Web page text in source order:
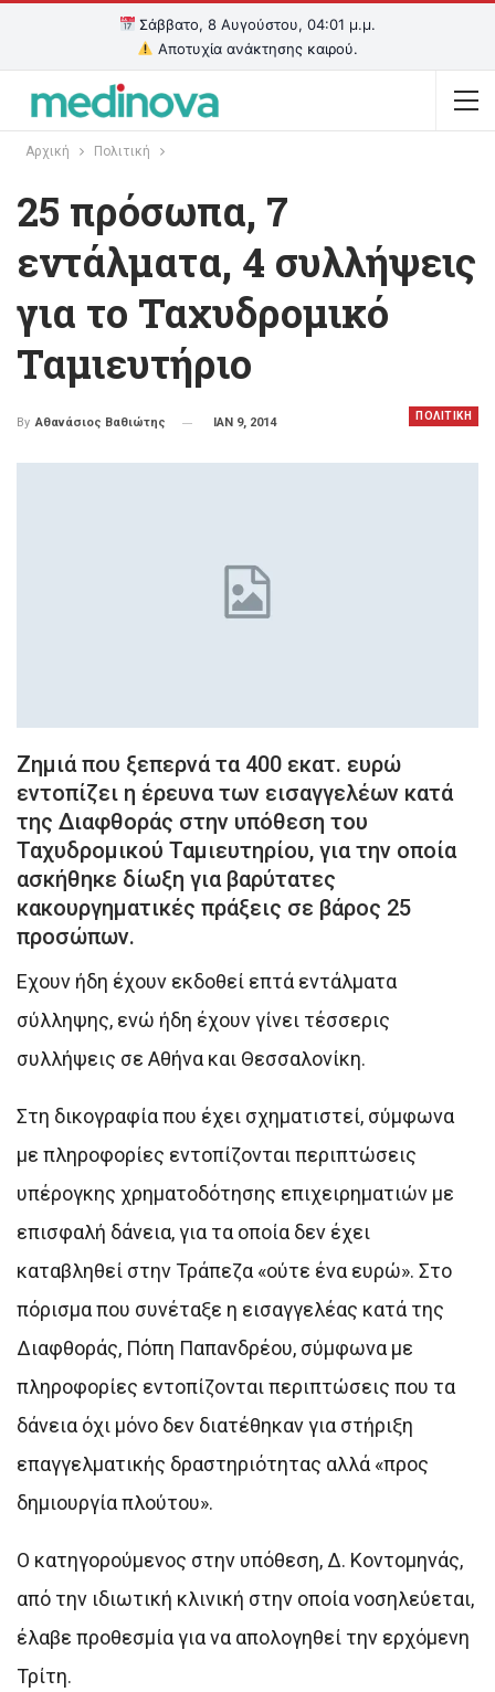
Σάββατο, 8 Αυγούστου, 04:01 μ.μ.
Αποτυχία ανάκτησης καιρού.
Αρχική Πολιτική
25 πρόσωπα, 7
εντάλματα, 4 συλλήψεις
για το Ταχυδρομικό
Ταμιευτήριο
ΠΟΛΙΤΙΚΗ
By Αθανάσιος Βαθιώτης ΙΑΝ 9, 2014
Ζημιά που ξεπερνά τα 400 εκατ. ευρώ
εντοπίζει η έρευνα των εισαγγελέων κατά
της Διαφθοράς στην υπόθεση του
Ταχυδρομικού Ταμιευτηρίου, για την οποία
ασκήθηκε δίωξη για βαρύτατες
κακουργηματικές πράξεις σε βάρος 25
προσώπων.
Εχουν ήδη έχουν εκδοθεί επτά εντάλματα
σύλληψης, ενώ ήδη έχουν γίνει τέσσερις
συλλήψεις σε Αθήνα και Θεσσαλονίκη.
Στη δικογραφία που έχει σχηματιστεί, σύμφωνα
με πληροφορίες εντοπίζονται περιπτώσεις
υπέρογκης χρηματοδότησης επιχειρηματιών με
επισφαλή δάνεια, για τα οποία δεν έχει
καταβληθεί στην Τράπεζα «ούτε ένα ευρώ». Στο
πόρισμα που συνέταξε η εισαγγελέας κατά της
Διαφθοράς, Πόπη Παπανδρέου, σύμφωνα με
πληροφορίες εντοπίζονται περιπτώσεις που τα
δάνεια όχι μόνο δεν διατέθηκαν για στήριξη
επαγγελματικής δραστηριότητας αλλά «προς
δημιουργία πλούτου».
Ο κατηγορούμενος στην υπόθεση, Δ. Κοντομηνάς,
από την ιδιωτική κλινική στην οποία νοσηλεύεται,
έλαβε προθεσμία για να απολογηθεί την ερχόμενη
Τρίτη.